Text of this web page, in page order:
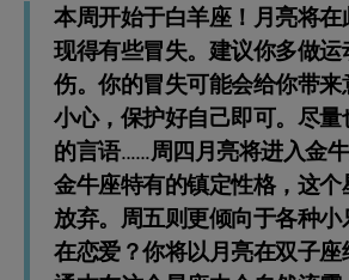
本周开始于白羊座！月亮将
现得有些冒失。建议你多做
伤。你的冒失可能会给你带
小心，保护好自己即可。尽
的言语……周四月亮将进入金
金牛座特有的镇定性格，这
放弃。周五则更倾向于各种
在恋爱？你将以月亮在双子